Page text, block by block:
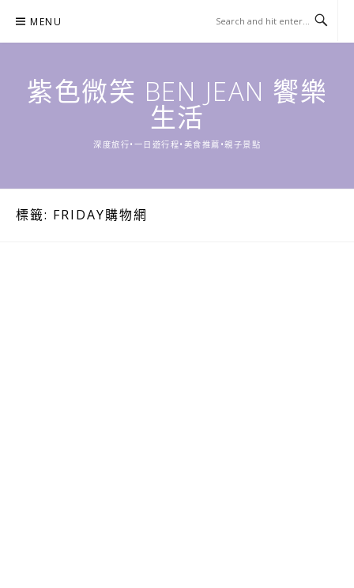
content
MENU
紫色微笑 BEN JEAN 饗樂
生活
深度旅行•一日遊行程•美食推薦•親子景點
標籤: FRIDAY購物網